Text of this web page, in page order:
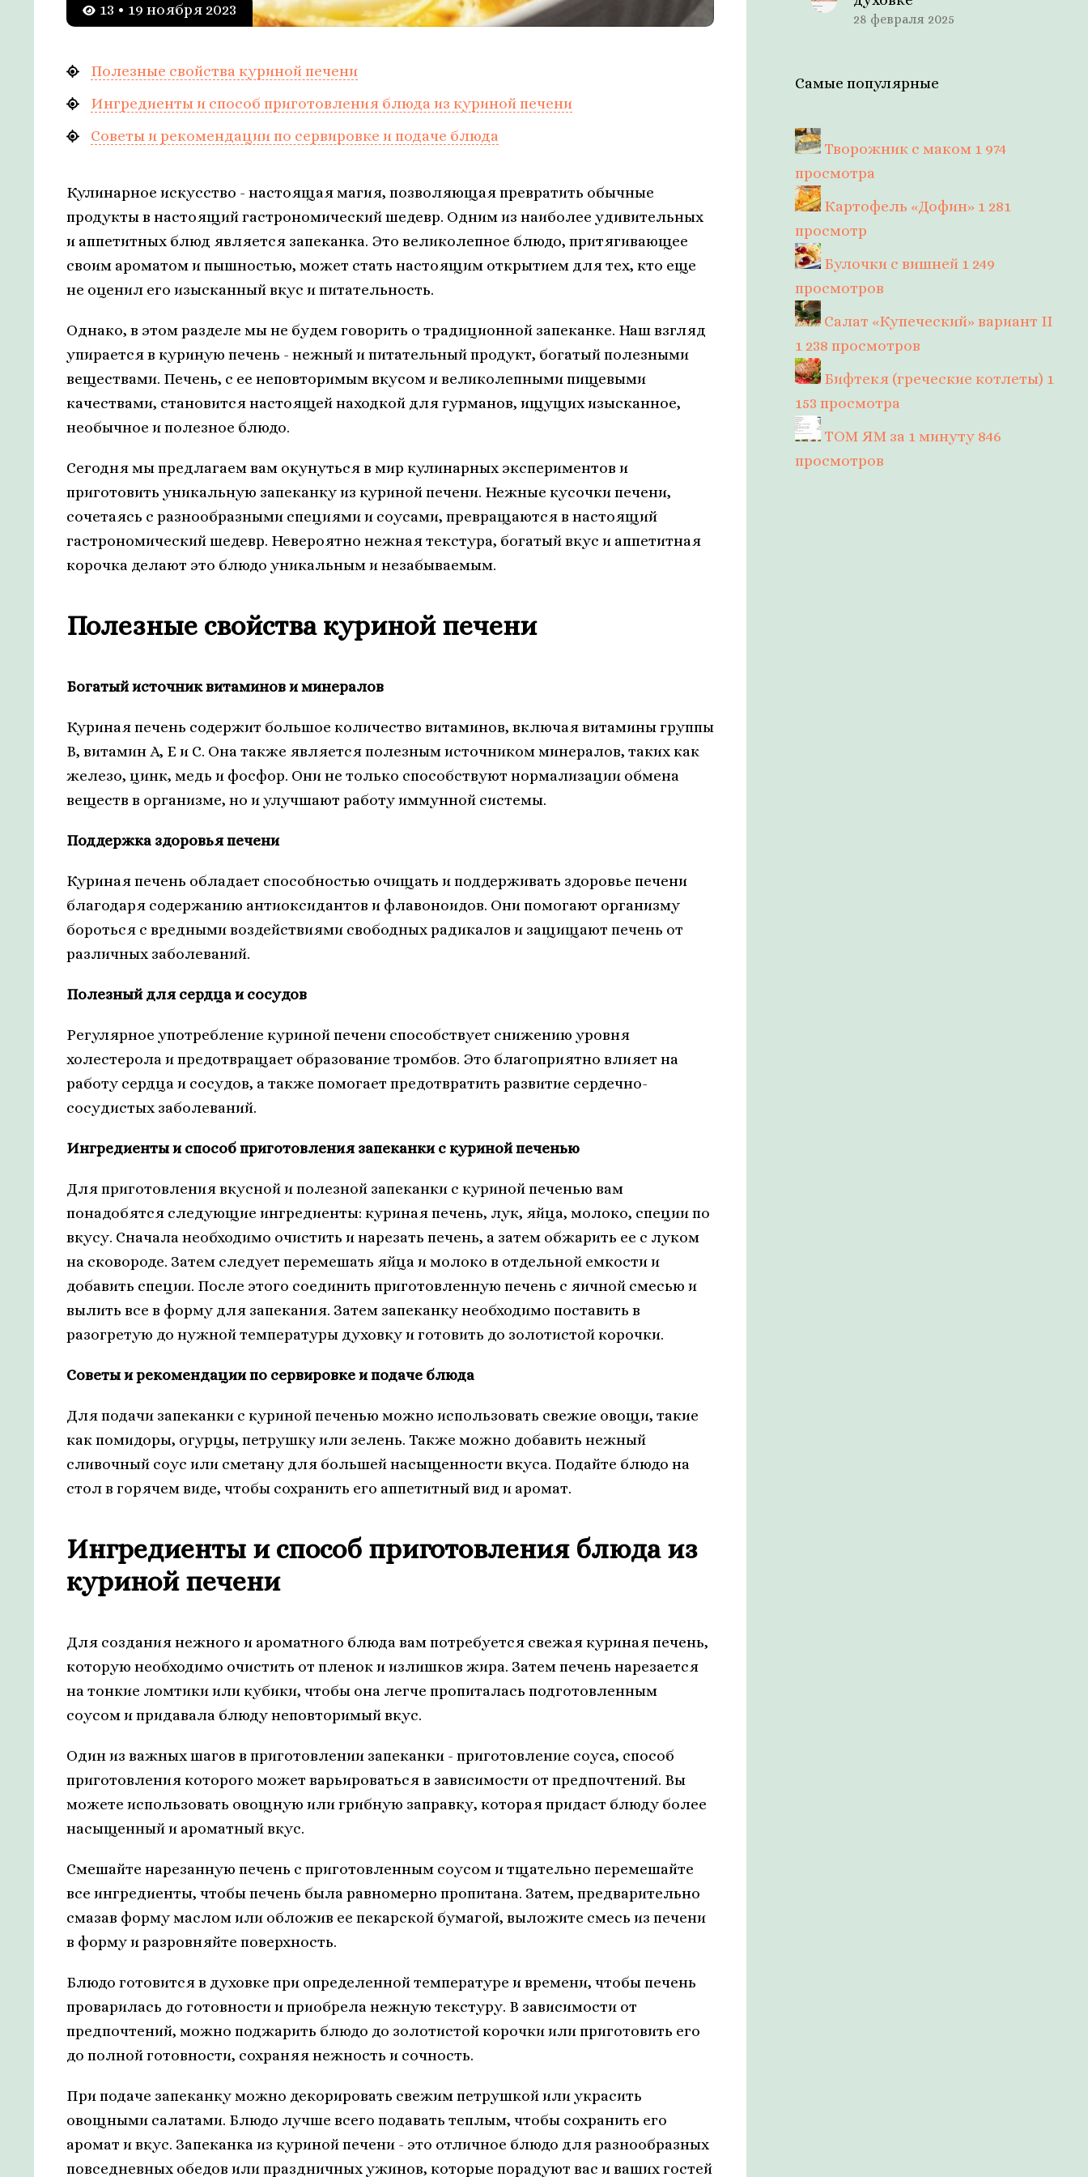
13 • 19 ноября 2023
Полезные свойства куриной печени
Ингредиенты и способ приготовления блюда из куриной печени
Советы и рекомендации по сервировке и подаче блюда
Кулинарное искусство - настоящая магия, позволяющая превратить обычные
продукты в настоящий гастрономический шедевр. Одним из наиболее удивительных
и аппетитных блюд является запеканка. Это великолепное блюдо, притягивающее
своим ароматом и пышностью, может стать настоящим открытием для тех, кто еще
не оценил его изысканный вкус и питательность.
Однако, в этом разделе мы не будем говорить о традиционной запеканке. Наш взгляд
упирается в куриную печень - нежный и питательный продукт, богатый полезными
веществами. Печень, с ее неповторимым вкусом и великолепными пищевыми
качествами, становится настоящей находкой для гурманов, ищущих изысканное,
необычное и полезное блюдо.
Сегодня мы предлагаем вам окунуться в мир кулинарных экспериментов и
приготовить уникальную запеканку из куриной печени. Нежные кусочки печени,
сочетаясь с разнообразными специями и соусами, превращаются в настоящий
гастрономический шедевр. Невероятно нежная текстура, богатый вкус и аппетитная
корочка делают это блюдо уникальным и незабываемым.
Полезные свойства куриной печени
Богатый источник витаминов и минералов
Куриная печень содержит большое количество витаминов, включая витамины группы
B, витамин А, Е и С. Она также является полезным источником минералов, таких как
железо, цинк, медь и фосфор. Они не только способствуют нормализации обмена
веществ в организме, но и улучшают работу иммунной системы.
Поддержка здоровья печени
Куриная печень обладает способностью очищать и поддерживать здоровье печени
благодаря содержанию антиоксидантов и флавоноидов. Они помогают организму
бороться с вредными воздействиями свободных радикалов и защищают печень от
различных заболеваний.
Полезный для сердца и сосудов
Регулярное употребление куриной печени способствует снижению уровня
холестерола и предотвращает образование тромбов. Это благоприятно влияет на
работу сердца и сосудов, а также помогает предотвратить развитие сердечно-
сосудистых заболеваний.
Ингредиенты и способ приготовления запеканки с куриной печенью
Для приготовления вкусной и полезной запеканки с куриной печенью вам
понадобятся следующие ингредиенты: куриная печень, лук, яйца, молоко, специи по
вкусу. Сначала необходимо очистить и нарезать печень, а затем обжарить ее с луком
на сковороде. Затем следует перемешать яйца и молоко в отдельной емкости и
добавить специи. После этого соединить приготовленную печень с яичной смесью и
вылить все в форму для запекания. Затем запеканку необходимо поставить в
разогретую до нужной температуры духовку и готовить до золотистой корочки.
Советы и рекомендации по сервировке и подаче блюда
Для подачи запеканки с куриной печенью можно использовать свежие овощи, такие
как помидоры, огурцы, петрушку или зелень. Также можно добавить нежный
сливочный соус или сметану для большей насыщенности вкуса. Подайте блюдо на
стол в горячем виде, чтобы сохранить его аппетитный вид и аромат.
Ингредиенты и способ приготовления блюда из
куриной печени
Для создания нежного и ароматного блюда вам потребуется свежая куриная печень,
которую необходимо очистить от пленок и излишков жира. Затем печень нарезается
на тонкие ломтики или кубики, чтобы она легче пропиталась подготовленным
соусом и придавала блюду неповторимый вкус.
Один из важных шагов в приготовлении запеканки - приготовление соуса, способ
приготовления которого может варьироваться в зависимости от предпочтений. Вы
можете использовать овощную или грибную заправку, которая придаст блюду более
насыщенный и ароматный вкус.
Смешайте нарезанную печень с приготовленным соусом и тщательно перемешайте
все ингредиенты, чтобы печень была равномерно пропитана. Затем, предварительно
смазав форму маслом или обложив ее пекарской бумагой, выложите смесь из печени
в форму и разровняйте поверхность.
Блюдо готовится в духовке при определенной температуре и времени, чтобы печень
проварилась до готовности и приобрела нежную текстуру. В зависимости от
предпочтений, можно поджарить блюдо до золотистой корочки или приготовить его
до полной готовности, сохраняя нежность и сочность.
При подаче запеканку можно декорировать свежим петрушкой или украсить
овощными салатами. Блюдо лучше всего подавать теплым, чтобы сохранить его
аромат и вкус. Запеканка из куриной печени - это отличное блюдо для разнообразных
повседневных обедов или праздничных ужинов, которые порадуют вас и ваших гостей
28 февраля 2025
Самые популярные
Творожник с маком 1 974
просмотра
Картофель «Дофин» 1 281
просмотр
Булочки с вишней 1 249
просмотров
Салат «Купеческий» вариант II
1 238 просмотров
Бифтекя (греческие котлеты) 1
153 просмотра
ТОМ ЯМ за 1 минуту 846
просмотров